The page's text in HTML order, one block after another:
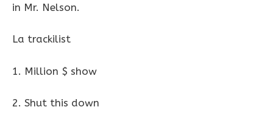
in Mr. Nelson.
La trackilist
1. Million $ show
2. Shut this down